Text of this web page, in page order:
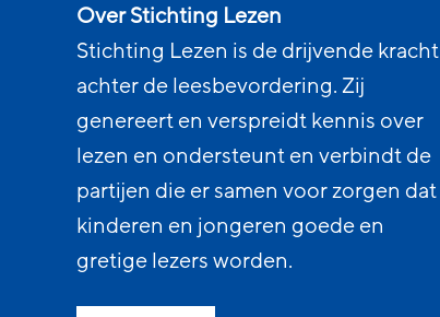
Over Stichting Lezen
Stichting Lezen is de drijvende kracht
achter de leesbevordering. Zij
genereert en verspreidt kennis over
lezen en ondersteunt en verbindt de
partijen die er samen voor zorgen dat
kinderen en jongeren goede en
gretige lezers worden.